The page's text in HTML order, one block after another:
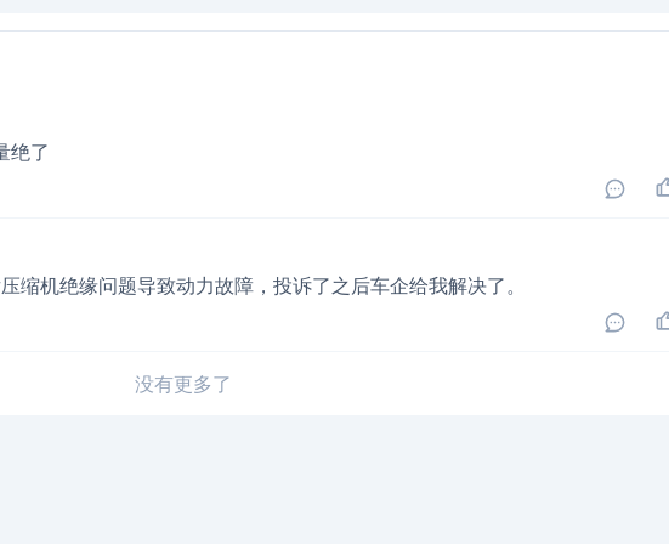
绝了
缩机绝缘问题导致动力故障，投诉了之后车企给我解决了。
没有更多了